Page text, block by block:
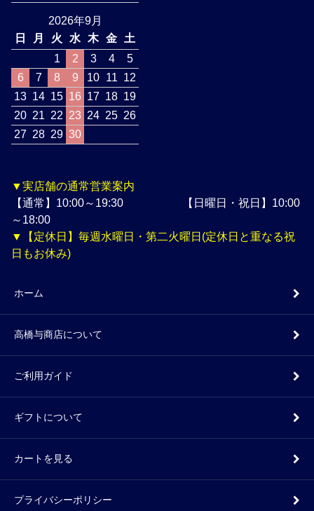
2026年9月
日
月 火 水 木 金
土
1
2 3 4
5
6
7 8 9 10 11 12
13 14 15 16 17 18 19
20 21 22 23 24 25 26
27 28 29 30
▼実店舗の通常営業案内
【通常】10:00～19:30 【日曜日・祝日】10:00
～18:00
▼【定休日】毎週水曜日・第二火曜日(定休日と重なる祝
日もお休み)
ホーム
高橋与商店について
ご利用ガイド
ギフトについて
カートを見る
プライバシーポリシー